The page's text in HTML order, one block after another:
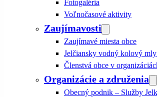
Fotogaléria
Voľnočasové aktivity
Zaujímavosti
Zaujímavé miesta obce
Jelčiansky vodný kolový
Členstvá obce v
Organizácie a združenia
Obecný podnik – Služby